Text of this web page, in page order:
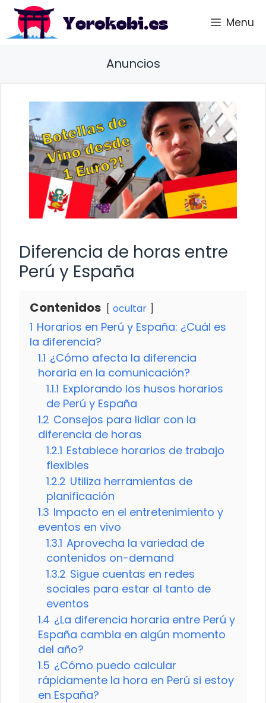
Saltar
contenido
Menu
Anuncios
Diferencia de horas entre
Perú y España
Contenidos ocultar
1 Horarios en Perú y España: ¿Cuál es
la diferencia?
1.1 ¿Cómo afecta la diferencia
horaria en la comunicación?
1.1.1 Explorando los husos horarios
de Perú y España
1.2 Consejos para lidiar con la
diferencia de horas
1.2.1 Establece horarios de trabajo
flexibles
1.2.2 Utiliza herramientas de
planificación
1.3 Impacto en el entretenimiento y
eventos en vivo
1.3.1 Aprovecha la variedad de
contenidos on-demand
1.3.2 Sigue cuentas en redes
sociales para estar al tanto de
eventos
1.4 ¿La diferencia horaria entre Perú y
España cambia en algún momento
del año?
1.5 ¿Cómo puedo calcular
rápidamente la hora en Perú si estoy
en España?